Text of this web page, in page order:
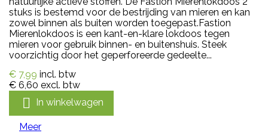
stuks is bestemd voor de bestrijding van mieren en kan
zowel binnen als buiten worden toegepast.Fastion
Mierenlokdoos is een kant-en-klare lokdoos tegen
mieren voor gebruik binnen- en buitenshuis. Steek
voorzichtig door het geperforeerde gedeelte...
€ 7,99 incl. btw
€ 6,60 excl. btw
 In winkelwagen
Meer